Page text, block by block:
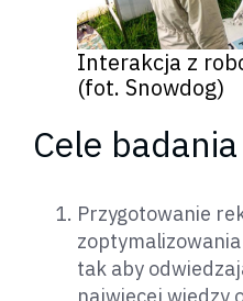
Interakcja z
(fot. Snowdog)
Cele badania
Przygotowanie
tak aby
najwięcej wiedzy